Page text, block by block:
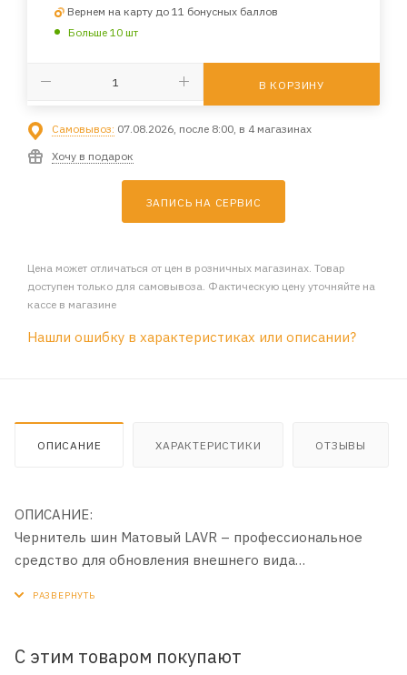
Вернем на карту до 11 бонусных баллов
Больше 10 шт
В КОРЗИНУ
Самовывоз: 07.08.2026, после 8:00, в 4 магазинах
Хочу в подарок
ЗАПИСЬ НА СЕРВИС
Цена может отличаться от цен в розничных магазинах. Товар
доступен только для самовывоза. Фактическую цену уточняйте на
кассе в магазине
Нашли ошибку в характеристиках или описании?
ОПИСАНИЕ ХАРАКТЕРИСТИКИ ОТЗЫВЫ
ОПИСАНИЕ:
Чернитель шин Матовый LAVR – профессиональное
средство для обновления внешнего вида
защитного покрытия на поверхности. Легко наносится
С этим товаром покупают